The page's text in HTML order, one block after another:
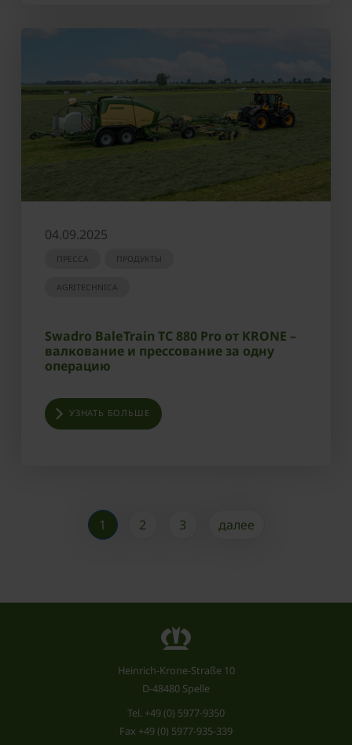
04.09.2025
ПРЕССА ПРОДУКТЫ
AGRITECHNICA
Swadro BaleTrain TC 880 Pro от KRONE –
валкование и прессование за одну
операцию
УЗНАТЬ БОЛЬШЕ
1 2 3 далее
Heinrich-Krone-Straße 10
D-48480 Spelle
Tel. +49 (0) 5977-9350
Fax +49 (0) 5977-935-339